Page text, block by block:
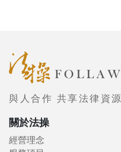
與人合作 共享法律資源
關於法操
經營理念